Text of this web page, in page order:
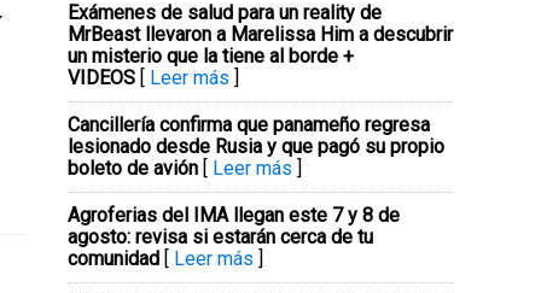
Exámenes de salud para un reality de
MrBeast llevaron a Marelissa Him a descubrir
un misterio que la tiene al borde +
VIDEOS [ Leer más ]
Cancillería confirma que panameño regresa
lesionado desde Rusia y que pagó su propio
boleto de avión [ Leer más ]
Agroferias del IMA llegan este 7 y 8 de
agosto: revisa si estarán cerca de tu
comunidad [ Leer más ]